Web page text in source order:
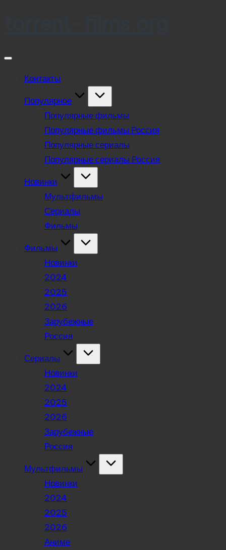
Контакты
Популярное
Популярные фильмы
Популярные фильмы Россия
Популярные сериалы
Популярные сериалы Россия
Новинки
Мультфильмы
Сериалы
Фильмы
Фильмы
Новинки
2024
2025
2026
Зарубежные
Россия
Сериалы
Новинки
2024
2025
2026
Зарубежные
Россия
Мультфильмы
Новинки
2024
2025
2026
Аниме